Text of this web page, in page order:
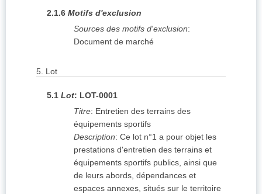
2.1.6 Motifs d'exclusion
Sources des motifs d'exclusion:
Document de marché
5. Lot
5.1 Lot: LOT-0001
Titre: Entretien des terrains des
équipements sportifs
Description: Ce lot n°1 a pour objet les
prestations d'entretien des terrains et
équipements sportifs publics, ainsi que
de leurs abords, dépendances et
espaces annexes, situés sur le territoire